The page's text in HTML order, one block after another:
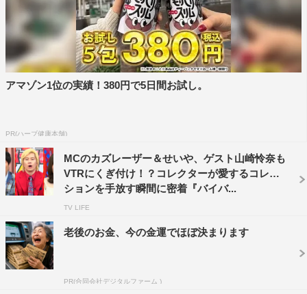
アマゾン1位の実績！380円で5日間お試し。
PR(ハーブ健康本舗)
MCのカズレーザー＆せいや、ゲスト山崎怜奈も
VTRにくぎ付け！？コレクターが愛するコレク
ションを手放す瞬間に密着『バイバ...
TV LIFE
老後のお金、今の金運でほぼ決まります
PR(合同会社デジタルファーム )